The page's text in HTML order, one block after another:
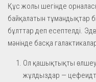
Құс жолы шегінде
байқалатын тұмандықтар
бұлттар деп есептелді.
мәнінде басқа
Ол қашықтықты
жұлдыздар —